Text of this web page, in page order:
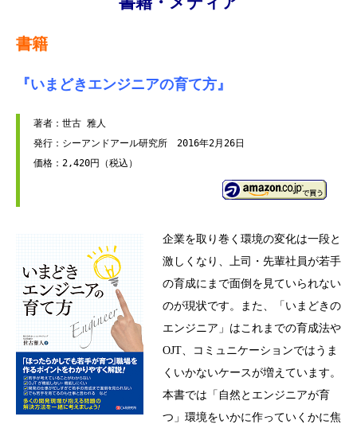
書籍
『いまどきエンジニアの育て方』
著者：世古 雅人
発行：シーアンドアール研究所　2016年2月26日
企業を取り巻く環境の変化は一段と
激しくなり、上司・先輩社員が若手
の育成に まで面倒を見ていられない
のが現状です。また、「いまどきの
エンジニア」はこれまでの育成法や
OJT、コミュニケーションではうま
くいかないケースが増えています。
本書では「自然とエンジニアが育
つ」環境をいかに作っていくかに焦